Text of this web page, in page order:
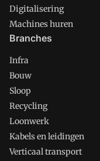
Digitalisering
Machines huren
Branches
Infra
Bouw
Sloop
Recycling
Loonwerk
Kabels en leidingen
Verticaal transport